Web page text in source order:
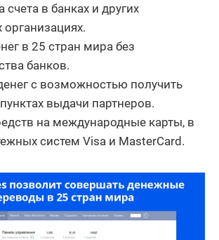
в банках и других
в 25 стран мира без
банков.
с возможностью получить
выдачи партнеров.
на международные карты, в
систем Visa и MasterCard.